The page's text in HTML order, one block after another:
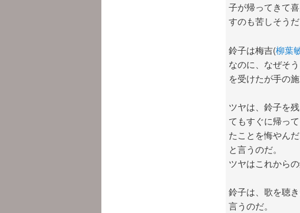
子が帰ってきて
すのも苦しそうだ
鈴子は梅吉(柳葉
なのに、なぜそ
を受けたが手の
ツヤは、鈴子を
てもすぐに帰っ
たことを悔やん
と言うのだ。
ツヤはこれから
鈴子は、歌を聴
言うのだ。